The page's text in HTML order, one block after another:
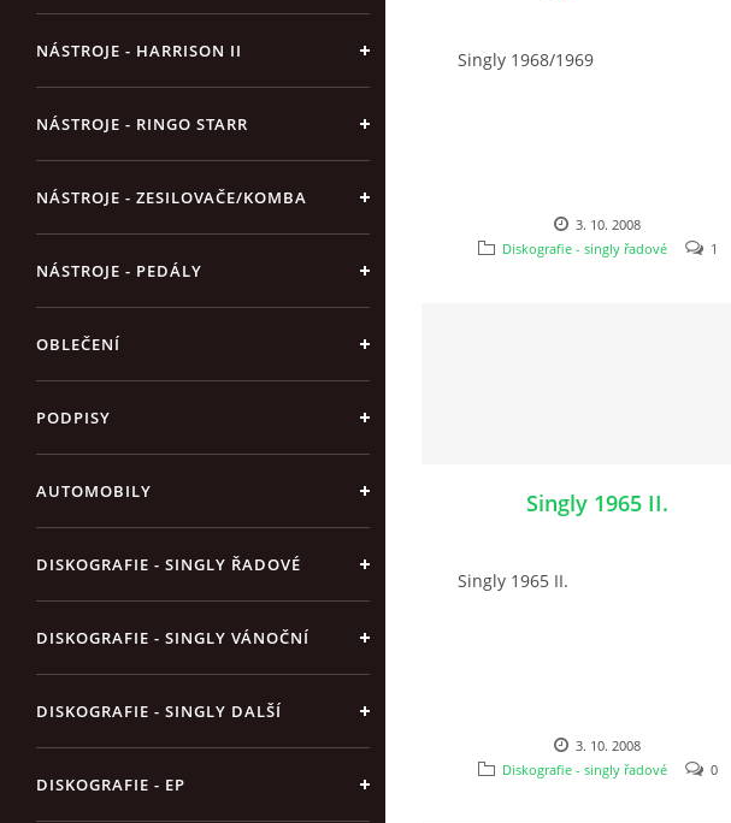
NÁSTROJE - HARRISON II
NÁSTROJE - RINGO STARR
NÁSTROJE - ZESILOVAČE/KOMBA
NÁSTROJE - PEDÁLY
OBLEČENÍ
PODPISY
AUTOMOBILY
DISKOGRAFIE - SINGLY ŘADOVÉ
DISKOGRAFIE - SINGLY VÁNOČNÍ
DISKOGRAFIE - SINGLY DALŠÍ
DISKOGRAFIE - EP
Singly 1968/1969
3. 10. 2008
Diskografie - singly řadové
1
Singly 1965 II.
Singly 1965 II.
3. 10. 2008
Diskografie - singly řadové
0